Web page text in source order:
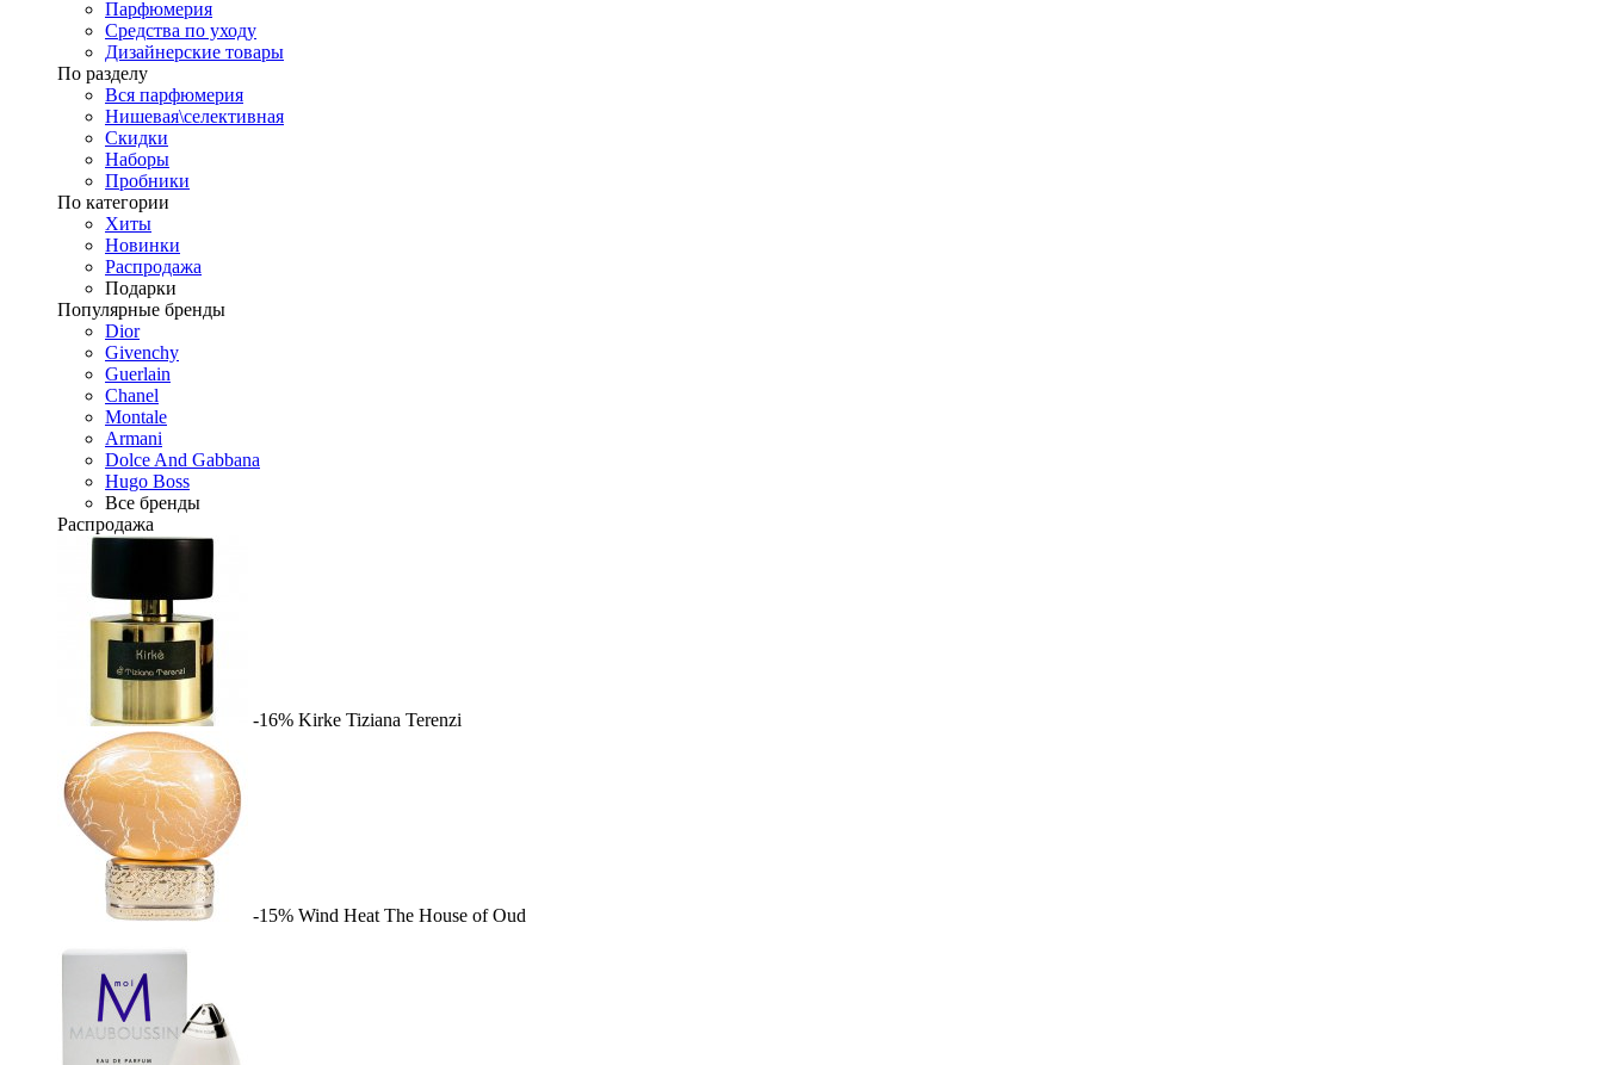
Парфюмерия
Средства по уходу
Дизайнерские товары
По разделу
Вся парфюмерия
Нишевая\селективная
Скидки
Наборы
Пробники
По категории
Хиты
Новинки
Распродажа
Подарки
Популярные бренды
Dior
Givenchy
Guerlain
Chanel
Montale
Armani
Dolce And Gabbana
Hugo Boss
Все бренды
Распродажа
-16% Kirke Tiziana Terenzi
-15% Wind Heat The House of Oud